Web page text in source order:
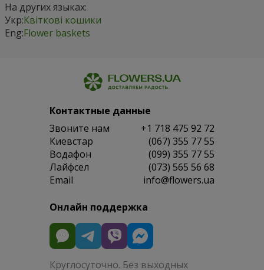
На других языках:
Укр:Квіткові кошики
Eng:Flower baskets
Контактные данные
Звоните нам
+1 718 475 92 72
Киевстар
(067) 355 77 55
Водафон
(099) 355 77 55
Лайфсел
(073) 565 56 68
Email
info@flowers.ua
Онлайн поддержка
Круглосуточно. Без выходных